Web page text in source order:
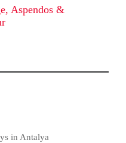
Aspendos &